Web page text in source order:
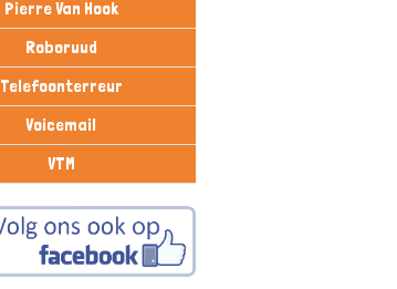
Pierre Van Hook
Roboruud
Telefoonterreur
Voicemail
VTM